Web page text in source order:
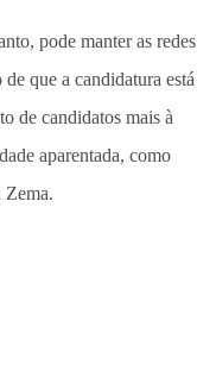
pode manter as redes
que a candidatura está
de candidatos mais à
aparentada, como
Zema.